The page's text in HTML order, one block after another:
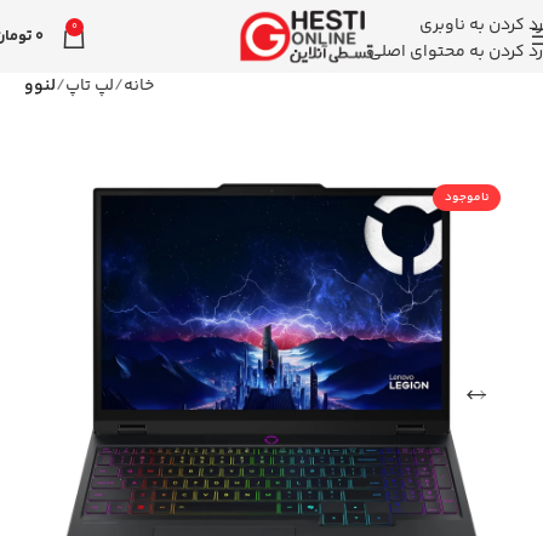
رد کردن به ناوبری
رد کردن به محتوای اصلی
0
0
خانه لپ تاپ لنوو
ناموجود